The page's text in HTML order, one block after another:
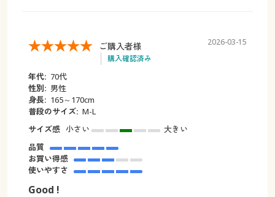
ご購入者様
購入確認済み
2026-03-15
年代: 70代
性別: 男性
身長: 165～170cm
普段のサイズ: M-L
サイズ感 小さい
大きい
品質
お買い得感
使いやすさ
Good !